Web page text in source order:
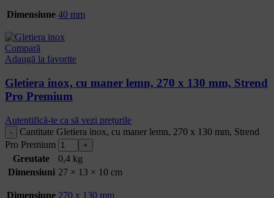
Dimensiune 40 mm
Compară
Adaugă la favorite
Gletiera inox, cu maner lemn, 270 x 130 mm, Strend
Pro Premium
Autentifică-te ca să vezi prețurile
Cantitate Gletiera inox, cu maner lemn, 270 x 130 mm, Strend
Pro Premium
Greutate
0,4 kg
Dimensiuni 27 × 13 × 10 cm
Dimensiune 270 x 130 mm